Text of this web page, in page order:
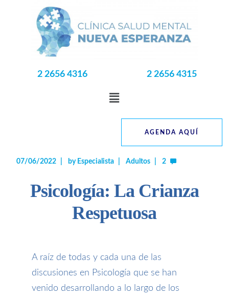
2 2656 4316 2 2656 4315
AGENDA AQUÍ
07/06/2022 by Especialista Adultos 2
Psicología: La Crianza
Respetuosa
A raíz de todas y cada una de las
discusiones en Psicología que se han
venido desarrollando a lo largo de los